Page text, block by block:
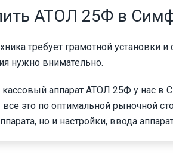
АТОЛ 25Ф в
требует грамотной
нужно внимательно.
кассовый аппарат АТОЛ 25Ф у нас в
это по оптимальной рыночной
но и настройки, ввода